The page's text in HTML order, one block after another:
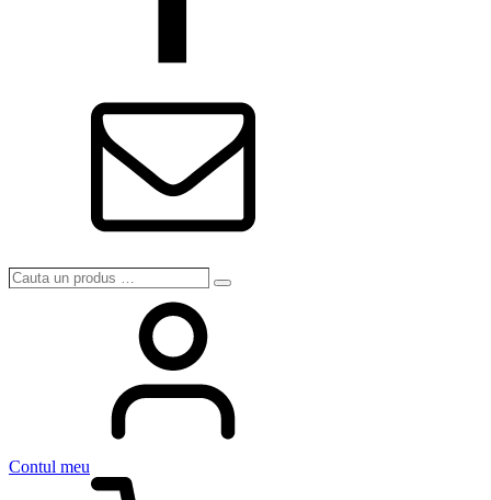
Cauta
Search
Contul meu